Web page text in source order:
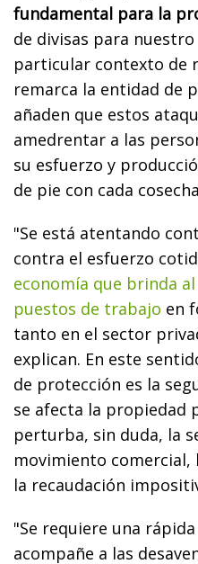
fundamental para la
de divisas para
particular contexto de
remarca la entidad de
añaden que estos
amedrentar a las
su esfuerzo y
de pie con cada
"Se está atentando
contra el esfuerzo
economía que brinda
puestos de trabajo en
tanto en el sector
explican. En este
de protección es la
se afecta la propiedad
perturba, sin duda, la
movimiento comercial,
la recaudación
"Se requiere una
acompañe a las